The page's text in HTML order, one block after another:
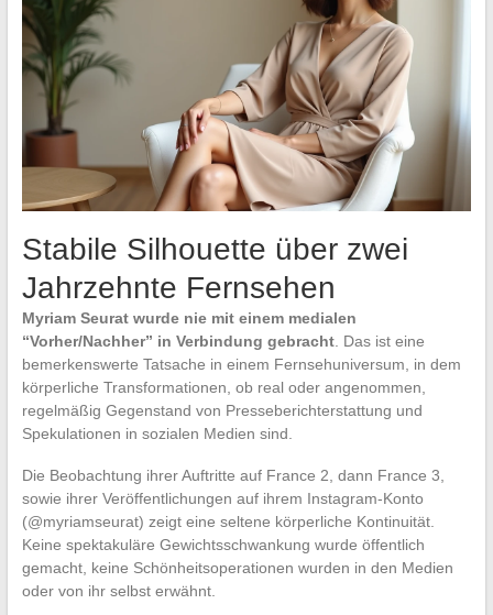
Stabile Silhouette über zwei
Jahrzehnte Fernsehen
Myriam Seurat wurde nie mit einem medialen
“Vorher/Nachher” in Verbindung gebracht. Das ist eine
bemerkenswerte Tatsache in einem Fernsehuniversum, in dem
körperliche Transformationen, ob real oder angenommen,
regelmäßig Gegenstand von Presseberichterstattung und
Spekulationen in sozialen Medien sind.
Die Beobachtung ihrer Auftritte auf France 2, dann France 3,
sowie ihrer Veröffentlichungen auf ihrem Instagram-Konto
(@myriamseurat) zeigt eine seltene körperliche Kontinuität.
Keine spektakuläre Gewichtsschwankung wurde öffentlich
gemacht, keine Schönheitsoperationen wurden in den Medien
oder von ihr selbst erwähnt.